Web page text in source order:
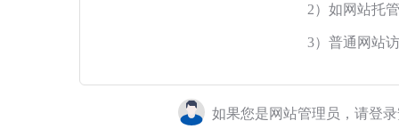
2）如网站托
3）普通网站
如果您是网站管理员，请登